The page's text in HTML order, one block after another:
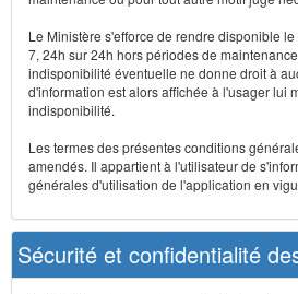
Le Ministère s'efforce de rendre disponible
7, 24h sur 24h hors périodes de
indisponibilité éventuelle ne donne droit à
d'information est alors affichée à l'usager lui
indisponibilité.
Les termes des présentes conditions
amendés. Il appartient à l'utilisateur de
générales d'utilisation de l'application en
Sécurité et confidentialité